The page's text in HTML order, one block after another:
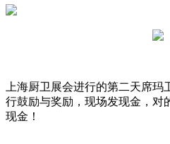
上海厨卫展会进行的第二天席
行鼓励与奖励，现场发现金，对
现金！